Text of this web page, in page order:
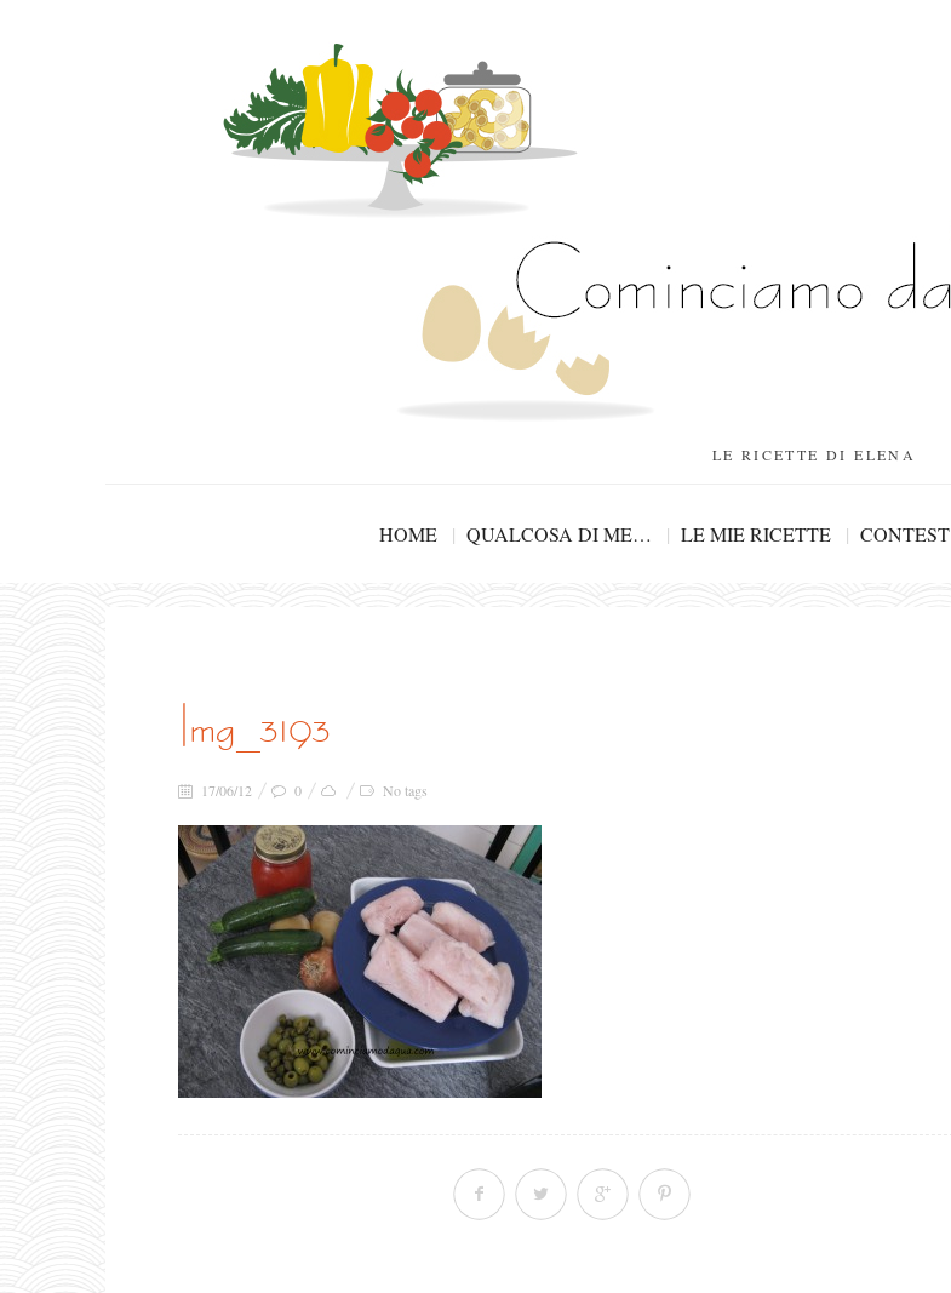
LE RICETTE DI ELENA
HOME QUALCOSA DI ME… LE MIE RICETTE CONTEST
img_3193
17/06/12 0 No tags